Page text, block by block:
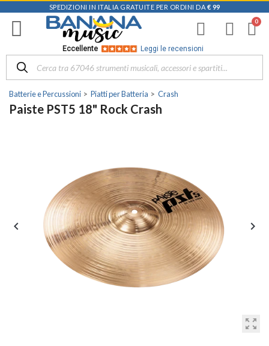
SPEDIZIONI IN ITALIA GRATUITE PER ORDINI DA € 99
Eccellente Leggi le recensioni
Batterie e Percussioni Piatti per Batteria Crash
Paiste PST5 18" Rock Crash
zoom_out_map
 